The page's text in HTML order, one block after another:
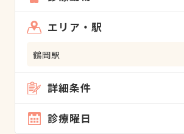
エリア・駅
鶴岡駅
詳細条件
診療曜日